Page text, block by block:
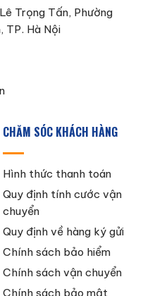
Trọng Tấn, Phường
TP. Hà Nội
CHĂM SÓC KHÁCH HÀNG
Hình thức thanh toán
Quy định tính cước vận
chuyển
Quy định về hàng ký gửi
Chính sách bảo hiểm
Chính sách vận chuyển
Chính sách bảo mật